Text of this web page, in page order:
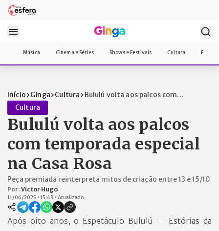
Música Cinema e Séries Shows e Festivais Cultura
Início Ginga Cultura
Bululú volta aos palcos com
Cultura
Bululú volta aos palcos
com temporada especial
na Casa Rosa
Peça premiada reinterpreta mitos de criação entre 13 e 15/10
Por: Victor Hugo
11/06/2025 • 15:49 • Atualizado
Após oito anos, o Espetáculo Bululú — Estórias da